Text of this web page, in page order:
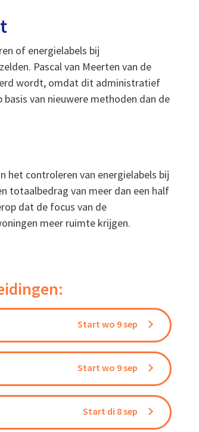
of energielabels bij
Pascal van Meerten van de
wordt, omdat dit administratief
van nieuwere methoden dan de
het controleren van energielabels bij
totaalbedrag van meer dan een half
dat de focus van de
meer ruimte krijgen.
Start wo 9 sep
Start wo 9 sep
Start di 8 sep